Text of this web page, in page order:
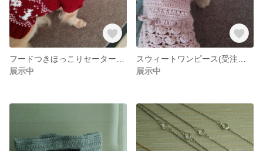
展示中
展示中